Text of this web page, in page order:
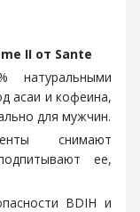
II от Sante
натуральными
асаи и кофеина,
для мужчин.
снимают
ее,
BDIH и